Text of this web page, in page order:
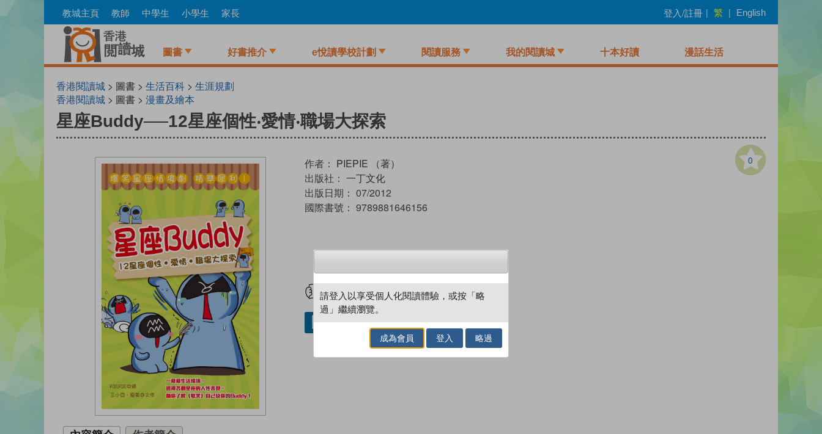
to
教城主頁 教師 中學生 小學生 家長 登入/註冊 | 繁 | English
圖書 好書推介 e悅讀學校計劃 閱讀服務 我的閱讀城 十本好讀 漫話生活
香港閱讀城 > 圖書 > 生活百科 > 生涯規劃
香港閱讀城 > 圖書 > 漫畫及繪本
星座Buddy──12星座個性‧愛情‧職場大探索
0
作者： PIEPIE （著）
出版社： 一丁文化
出版日期： 07/2012
國際書號： 9789881646156
試閲 加入閱讀紀錄
借閱實體書
請登入以享受個人化閱讀體驗，或按「略
過」繼續瀏覽。
成為會員 登入 略過